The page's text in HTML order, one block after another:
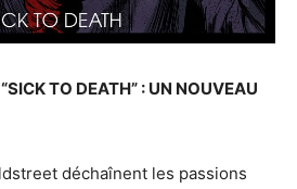
TO DEATH” : UN NOUVEAU
déchaînent les passions